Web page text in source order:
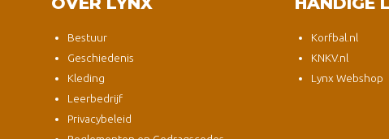
Bestuur
Geschiedenis
Kleding
Leerbedrijf
Privacybeleid
Korfbal.nl
KNKV.nl
Lynx Webshop